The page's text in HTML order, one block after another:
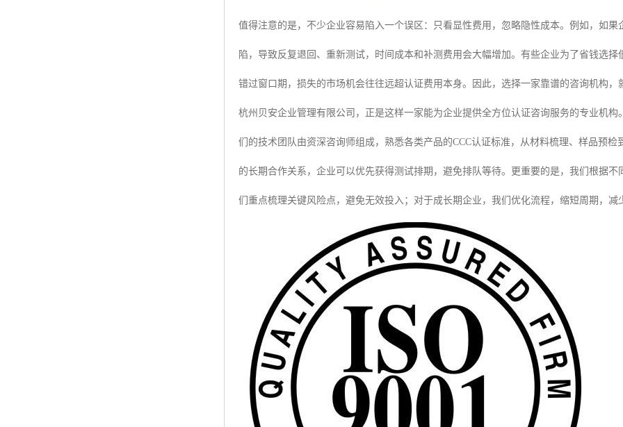
值得注意的是，不少企业容易陷入一个误区：只看显性费用，忽略隐性成本。例如，如
陷，导致反复退回、重新测试，时间成本和补测费用会大幅增加。有些企业为了省钱选
错过窗口期，损失的市场机会往往远超认证费用本身。因此，选择一家靠谱的咨询机构
杭州贝安企业管理有限公司，正是这样一家能为企业提供全方位认证咨询服务的专业机
们的技术团队由资深咨询师组成，熟悉各类产品的CCC认证标准，从材料梳理、样品预
的长期合作关系，企业可以优先获得测试排期，避免排队等待。更重要的是，我们根据
们重点梳理关键风险点，避免无效投入；对于成长期企业，我们优化流程，缩短周期，减